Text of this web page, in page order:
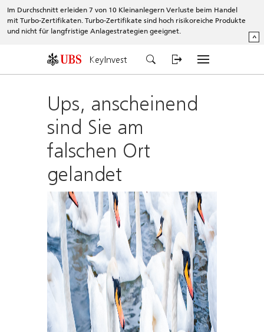
Im Durchschnitt erleiden 7 von 10 Kleinanlegern Verluste beim Handel
mit Turbo-Zertifikaten. Turbo-Zertifikate sind hoch risikoreiche Produkte
und nicht für langfristige Anlagestrategien geeignet.
^
KeyInvest
Ups, anscheinend
sind Sie am
falschen Ort
gelandet